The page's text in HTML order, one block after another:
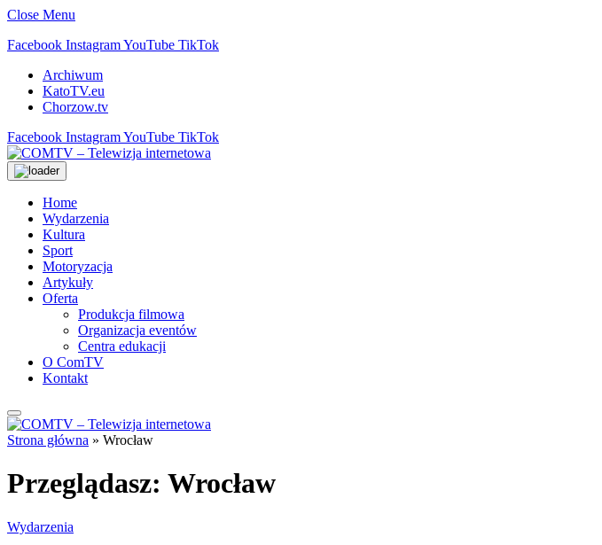
Close Menu
Facebook InstagramYouTube TikTok
Archiwum
KatoTV.eu
Chorzow.tv
Facebook InstagramYouTube TikTok
Home
Wydarzenia
Kultura
Sport
Motoryzacja
Artykuły
Oferta
Produkcja filmowa
Organizacja eventów
Centra edukacji
O ComTV
Kontakt
Strona główna » Wrocław
Przeglądasz: Wrocław
Wydarzenia